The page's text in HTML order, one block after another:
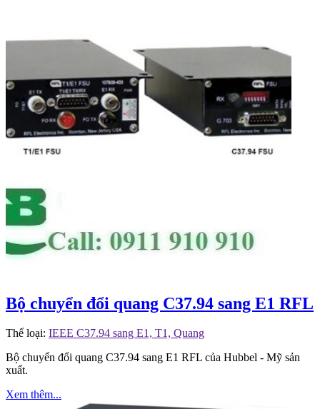
Bộ chuyển đổi quang C37.94 sang E1 RFL
Thể loại: IEEE C37.94 sang E1, T1, Quang
Bộ chuyển đổi quang C37.94 sang E1 RFL của Hubbel - Mỹ sản
xuất.
Xem thêm...